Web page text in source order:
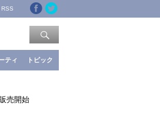
RSS
ティ トピック
売開始